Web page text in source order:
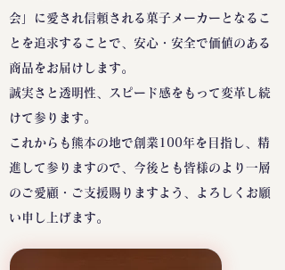
会」に愛され信頼される菓子メーカーとなるこ
とを追求することで、安心・安全で価値のある
商品をお届けします。
誠実さと透明性、スピード感をもって変革し続
けて参ります。
これからも熊本の地で創業100年を目指し、精
進して参りますので、今後とも皆様のより一層
のご愛顧・ご支援賜りますよう、よろしくお願
い申し上げます。